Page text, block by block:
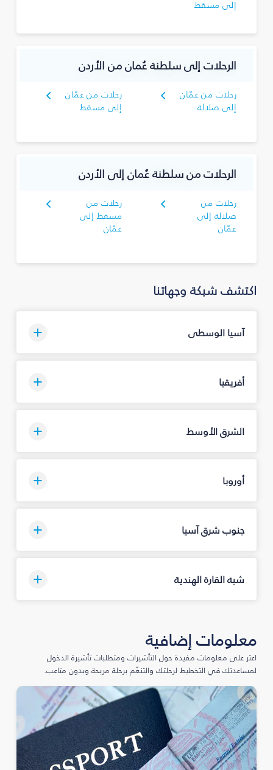
إلى مسقط
الرحلات إلى سلطنة عُمان من الأردن
رحلات من عمّان
إلى صلالة
رحلات من عمّان
إلى مسقط
الرحلات من سلطنة عُمان إلى الأردن
رحلات من
صلالة إلى
عمّان
رحلات من
مسقط إلى
عمّان
اكتشف شبكة وجهاتنا
آسيا الوسطى
أفريقيا
الشرق الأوسط
أوروبا
جنوب شرق آسيا
شبه القارة الهندية
معلومات إضافية
اعثر على معلومات مفيدة حول التأشيرات ومتطلبات تأشيرة الدخول
لمساعدتك في التخطيط لرحلتك والتنعّم برحلة مريحة وبدون متاعب.